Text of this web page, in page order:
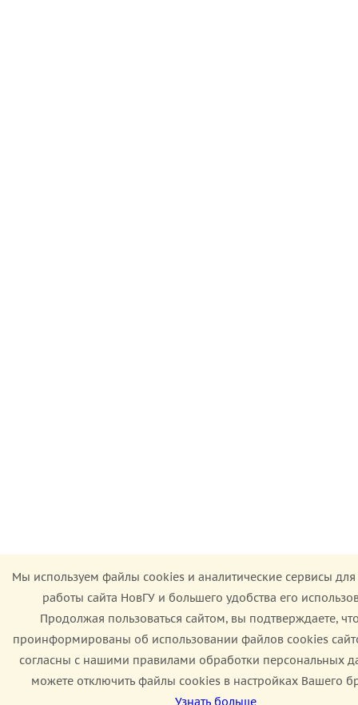
Мы используем файлы cookies и аналитические сервисы
работы сайта НовГУ и большего удобства его
Продолжая пользоваться сайтом, вы подтверждаете,
проинформированы об использовании файлов cookies
согласны с нашими правилами обработки персональных
можете отключить файлы cookies в настройках Вашего
Узнать больше